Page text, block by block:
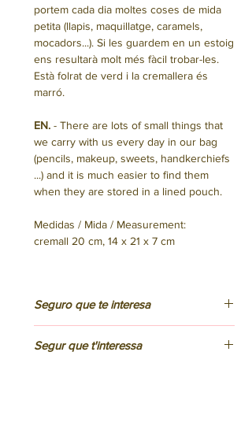
portem cada dia moltes coses de mida
petita (llapis, maquillatge, caramels,
mocadors...). Si les guardem en un estoig
ens resultarà molt més fàcil trobar-les.
Està folrat de verd i la cremallera és
marró.
EN. - There are lots of small things that
we carry with us every day in our bag
(pencils, makeup, sweets, handkerchiefs
...) and it is much easier to find them
when they are stored in a lined pouch.
Medidas / Mida / Measurement:
cremall 20 cm, 14 x 21 x 7 cm
Seguro que te interesa
Hemos confeccionado este bolso en
Segur que t'interessa